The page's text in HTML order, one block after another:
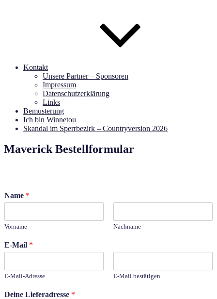
Kontakt
Unsere Partner – Sponsoren
Impressum
Datenschutzerklärung
Links
Bemusterung
Ich bin Winnetou
Skandal im Sperrbezirk – Countryversion 2026
Maverick Bestellformular
Name *
Vorname Nachname
E-Mail *
E-Mail-Adresse E-Mail bestätigen
Deine Lieferadresse *